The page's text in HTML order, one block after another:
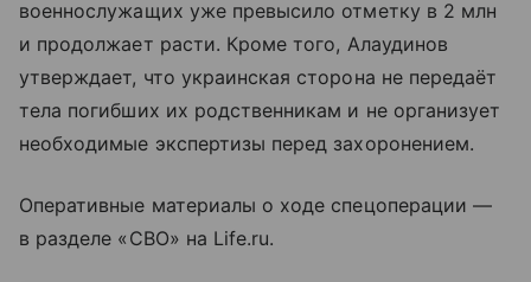
военнослужащих уже превысило отметку в 2 млн
и продолжает расти. Кроме того, Алаудинов
утверждает, что украинская сторона не передаёт
тела погибших их родственникам и не организует
необходимые экспертизы перед захоронением.
Оперативные материалы о ходе спецоперации —
в разделе «СВО» на Life.ru.